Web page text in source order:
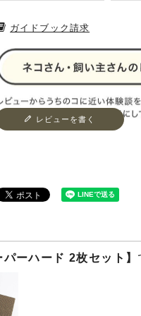
ガイドブック請求
レビューを書く
ーハード 2枚セット】